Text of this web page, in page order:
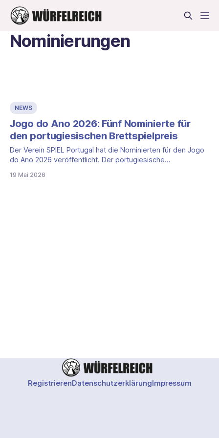
Nominierungen
NEWS
Jogo do Ano 2026: Fünf Nominierte für
den portugiesischen Brettspielpreis
Der Verein SPIEL Portugal hat die Nominierten für den Jogo
do Ano 2026 veröffentlicht. Der portugiesische
Strategie- und Expertenspiele aus. Fünf Titel haben es in
19 Mai 2026
RegistrierenDatenschutzerklärungImpressum